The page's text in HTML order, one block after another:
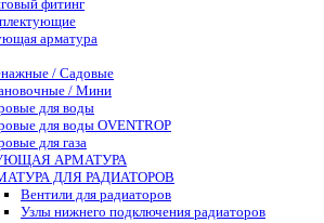
фитинг
арматура
/ Садовые
/ Мини
для воды
для воды OVENTROP
для газа
АРМАТУРА
ДЛЯ РАДИАТОРОВ
Вентили для радиаторов
Узлы нижнего подключения радиаторов